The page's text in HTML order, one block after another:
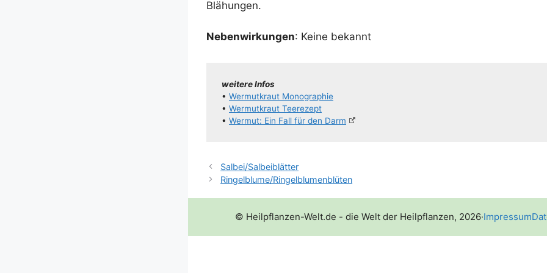
Blähungen.
Neben­wir­kun­gen: Kei­ne bekannt
wei­te­re Infos
• Wer­mut­kraut Monographie
• Wer­mut­kraut Teerezept
• Wer­mut: Ein Fall für den Darm
Salbei/​Salbeiblätter
Ringelblume/​Ringelblumenblüten
© Heilpflanzen-Welt.de - die Welt der Heilpflanzen, 2026·Impressum